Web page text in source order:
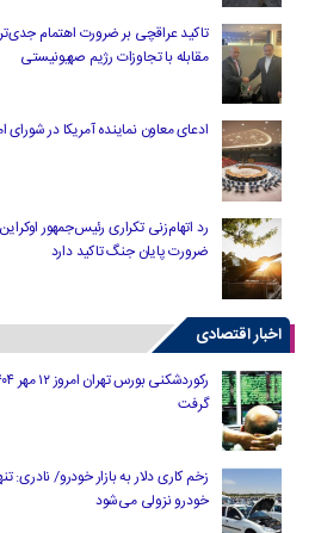
تاکید عراقچی بر ضرورت اهتمام
مقابله با تجاوزات رژیم صهیونیستی
ادعای معاون نماینده آمریکا در شورای
رد اتهام‌زنی تکراری رئیس‌جمهور
ضرورت پایان جنگ تاکید دارد
اخبار اقتصادی
گرفت
زخم کاری دلار به بازار خودرو/ نادری:
خودرو نزولی می‌شود